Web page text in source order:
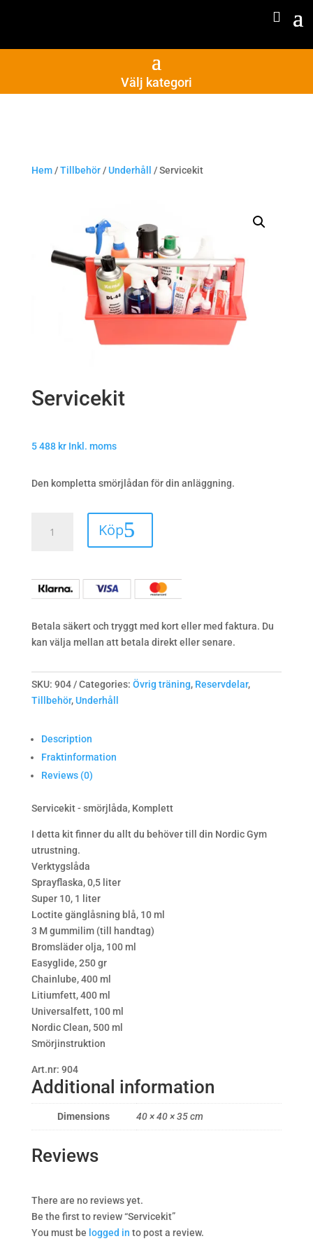
Välj kategori
Hem/Tillbehör/Underhåll / Servicekit
Servicekit
5 488 kr Inkl. moms
Den kompletta smörjlådan för din anläggning.
quantity
Köp
Betala säkert och tryggt med kort eller med faktura. Du
kan välja mellan att betala direkt eller senare.
SKU: 904 Categories: Övrig träning, Reservdelar,
Tillbehör,Underhåll
Description
Fraktinformation
Reviews (0)
Servicekit - smörjlåda, Komplett
I detta kit finner du allt du behöver till din Nordic Gym
utrustning.
Verktygslåda
Sprayflaska, 0,5 liter
Super 10, 1 liter
Loctite gänglåsning blå, 10 ml
3 M gummilim (till handtag)
Bromsläder olja, 100 ml
Easyglide, 250 gr
Chainlube, 400 ml
Litiumfett, 400 ml
Universalfett, 100 ml
Nordic Clean, 500 ml
Smörjinstruktion
Art.nr: 904
Additional information
Dimensions 40 × 40 × 35 cm
Reviews
There are no reviews yet.
Be the first to review “Servicekit”
You must be logged in to post a review.